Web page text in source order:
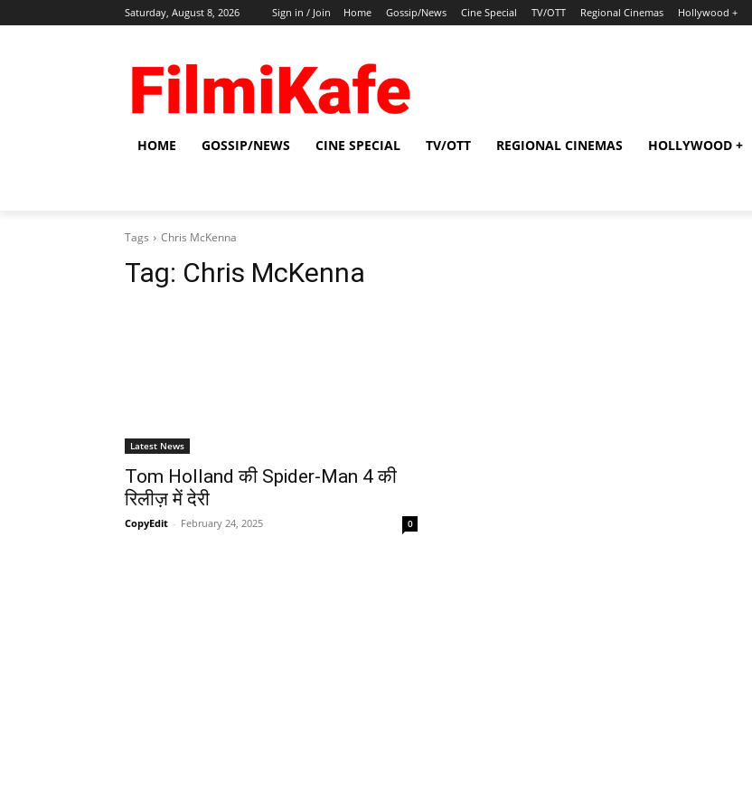
Saturday, August 8, 2026 Sign in / Join Home Gossip/News Cine Special TV/OTT Regional Cinemas Hollywood +
HOME GOSSIP/NEWS CINE SPECIAL TV/OTT REGIONAL CINEMAS HOLLYWOOD +
Tags Chris McKenna
Tag: Chris McKenna
Latest News
Tom Holland की Spider-Man 4 की
रिलीज़ में देरी
CopyEdit - February 24, 2025 0